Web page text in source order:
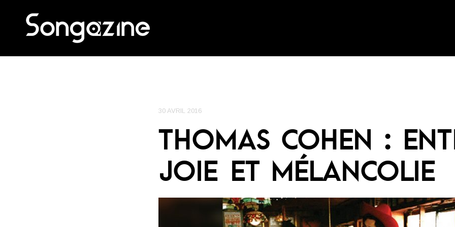
30 AVRIL 2016
THOMAS COHEN :
JOIE ET MÉLANCOLIE